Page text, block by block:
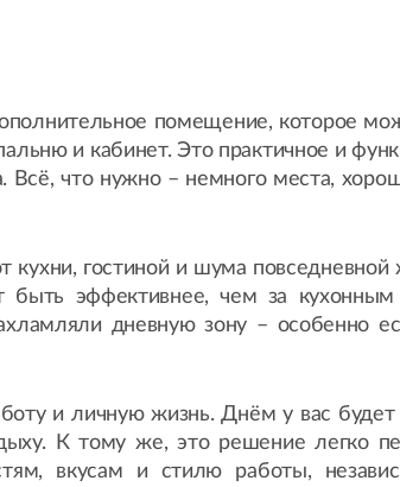
помещение, которое
и кабинет. Это практичное и
что нужно – немного места,
кухни, гостиной и шума
быть эффективнее, чем за
дневную зону – особенно
и личную жизнь. Днём у вас
К тому же, это решение легко
вкусам и стилю работы,